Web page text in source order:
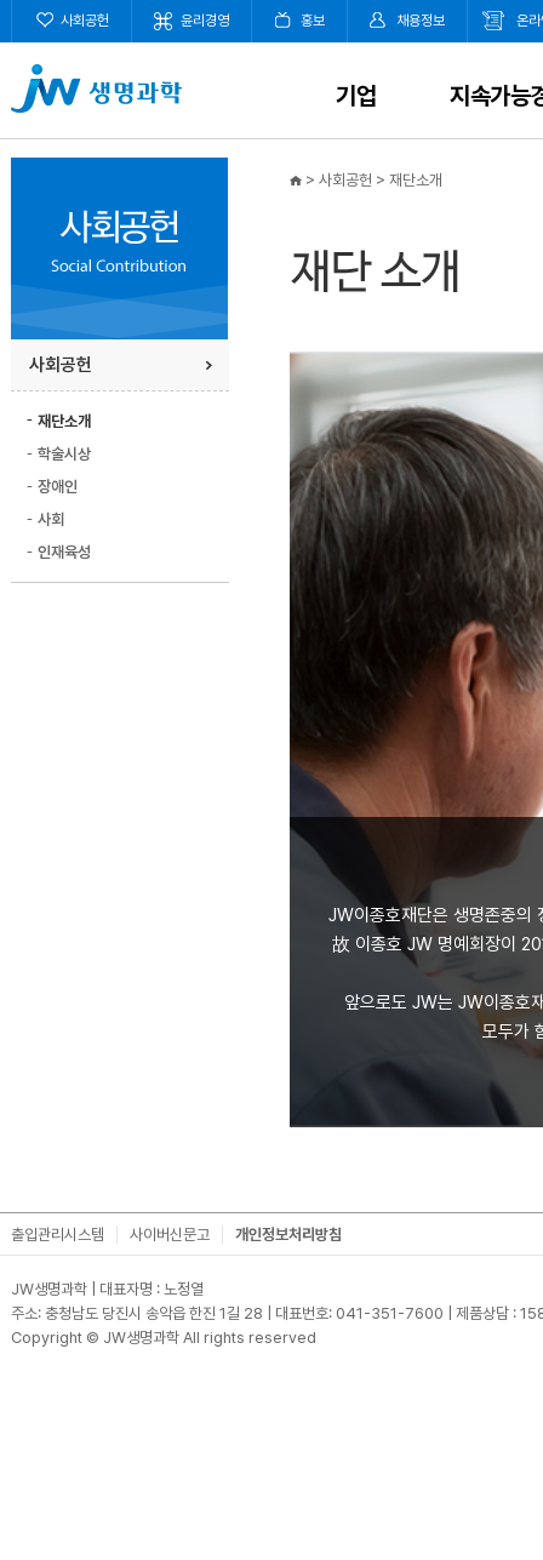
사회공헌 윤리경영 홍보 채용정보 온
기업 지속가능
사회공헌
재단소개
학술시상
장애인
사회
인재육성
> 사회공헌 > 재단소개
JW이종호재단은 생명존중의
故 이종호 JW 명예회장이
앞으로도 JW는 JW이종호
모두가
출입관리시스템 사이버신문고 개인정보처리방침
JW생명과학 | 대표자명 : 노정열
주소: 충청남도 당진시 송악읍 한진 1길 28 | 대표번호: 041-351-7600 | 제품상담 :
Copyright © JW생명과학 All rights reserved